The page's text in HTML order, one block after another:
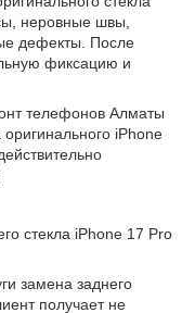
неровные швы,
дефекты. После
фиксацию и
телефонов Алматы
оригинального iPhone
стекла iPhone 17 Pro
замена заднего
получает не